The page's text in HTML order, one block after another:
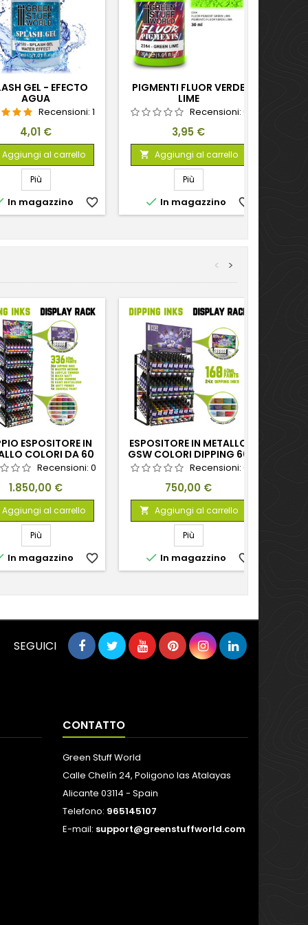
GEL - EFECTO
AGUA
Recensioni: 1
Prezzo
4,01 €
Aggiungi al carrello
Più
In magazzino favorite_border
PIGMENTI FLUOR VERDE
LIME
Recensioni: 0
Prezzo
3,95 €
 Aggiungi al carrello
Più
 In magazzino favorite_border
>
<
ESPOSITORE IN
COLORI DA 60
ML + BANNER
Recensioni: 0
Prezzo
1.850,00 €
Aggiungi al carrello
Più
In magazzino favorite_border
ESPOSITORE IN METALLO
GSW COLORI DIPPING 60
ML + BANNER
Recensioni: 0
Prezzo
750,00 €
 Aggiungi al carrello
Più
 In magazzino favorite_border
SEGUICI
CONTATTO
Green Stuff World
Calle Chelín 24, Poligono las Atalayas
Alicante 03114 - Spain
Telefono: 965145107
E-mail: support@greenstuffworld.com